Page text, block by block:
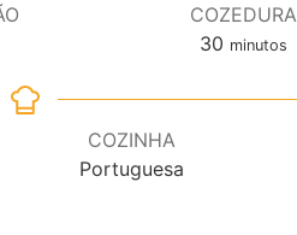
COZEDURA
30 minutos
minutos
COZINHA
Portuguesa